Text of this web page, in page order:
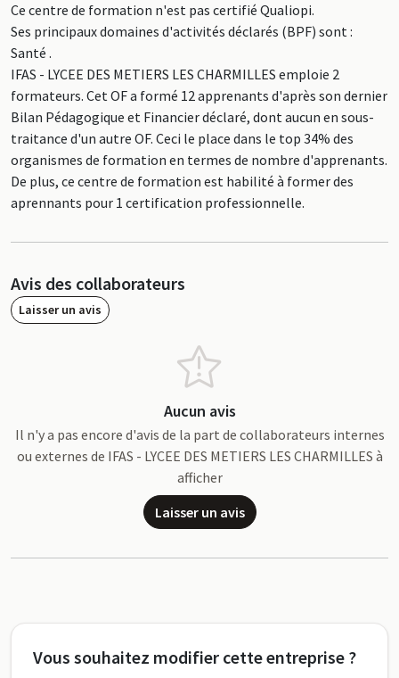
Ce centre de formation n'est pas certifié Qualiopi.
Ses principaux domaines d'activités déclarés (BPF) sont :
Santé .
IFAS - LYCEE DES METIERS LES CHARMILLES emploie 2
formateurs. Cet OF a formé 12 apprenants d'après son dernier
Bilan Pédagogique et Financier déclaré, dont aucun en sous-
traitance d'un autre OF. Ceci le place dans le top 34% des
organismes de formation en termes de nombre d'apprenants.
De plus, ce centre de formation est habilité à former des
aprennants pour 1 certification professionnelle.
Avis des collaborateurs
Laisser un avis
Aucun avis
Il n'y a pas encore d'avis de la part de collaborateurs internes
ou externes de IFAS - LYCEE DES METIERS LES CHARMILLES à
afficher
Laisser un avis
Vous souhaitez modifier cette entreprise ?